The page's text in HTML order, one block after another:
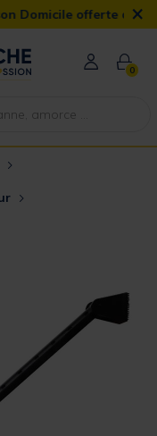
offerte dès 90€ ×
0